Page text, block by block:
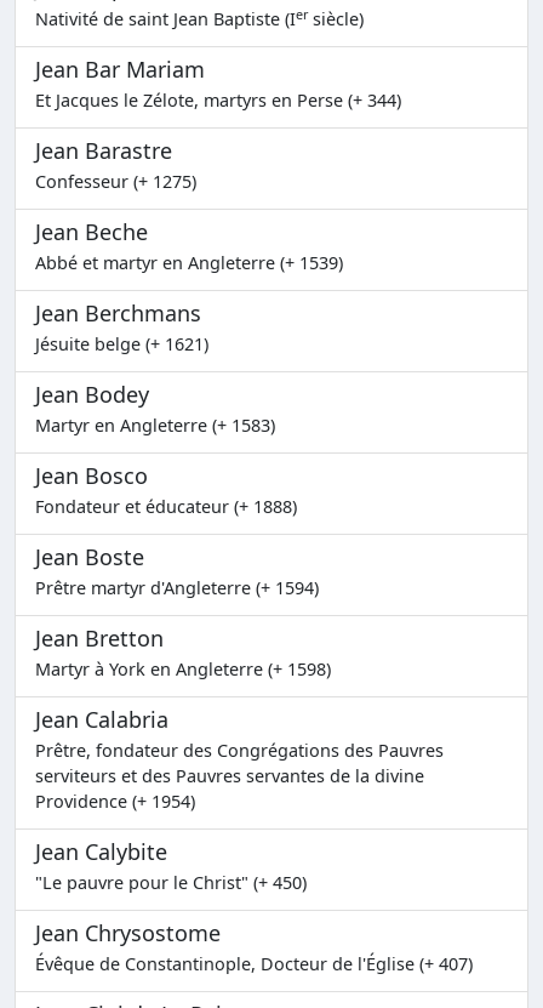
Nativité de saint Jean Baptiste (Iersiècle)
Jean Bar Mariam
Et Jacques le Zélote, martyrs en Perse (+ 344)
Jean Barastre
Confesseur (+ 1275)
Jean Beche
Abbé et martyr en Angleterre (+ 1539)
Jean Berchmans
Jésuite belge (+ 1621)
Jean Bodey
Martyr en Angleterre (+ 1583)
Jean Bosco
Fondateur et éducateur (+ 1888)
Jean Boste
Prêtre martyr d'Angleterre (+ 1594)
Jean Bretton
Martyr à York en Angleterre (+ 1598)
Jean Calabria
Prêtre, fondateur des Congrégations des Pauvres
serviteurs et des Pauvres servantes de la divine
Providence (+ 1954)
Jean Calybite
"Le pauvre pour le Christ" (+ 450)
Jean Chrysostome
Évêque de Constantinople, Docteur de l'Église (+ 407)